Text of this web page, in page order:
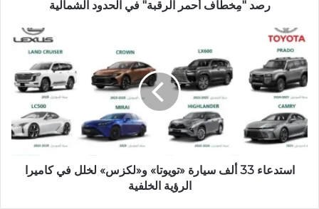
رصد "مِخطاف أحمر الرقبة" في الحدود الشمالية
استدعاء 33 ألف سيارة «تويوتا» و«لكزس» لخلل في كاميرا
الرؤية الخلفية